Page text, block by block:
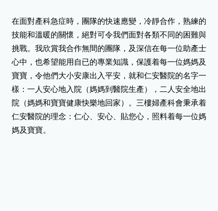
仁安BB故事館
三十年來，仁安醫院陪伴逾十萬個家庭迎接新生命，與大家
一起見證一段段「仁安BB故事」。這裡承載了孕育寶寶的
「家庭點滴」，及守護每段生命誕生的「醫護心聲」。
我們誠邀您一同感受這些愛與感動的回憶，並分享您的仁安
故事。
分享家庭點滴
在面對產科急症時，團隊的快速應變，冷靜合作，熟練的
技能和溫暖的關懷，絕對可令我們面對各類不同的困難與
挑戰。我欣賞我合作無間的團隊，及深信在每一位助產士
心中，也希望能用自已的專業知識，保護着每一位媽媽及
寶寶，令他們大小安康出入平安，就和仁安醫院的名字一
樣：一人安心地入院（媽媽到醫院生產），二人安全地出
院（媽媽和寶寶健康快樂地回家）。三樓婦產科會秉承着
仁安醫院的理念：仁心、安心、貼您心，照料着每一位媽
媽及寶寶。